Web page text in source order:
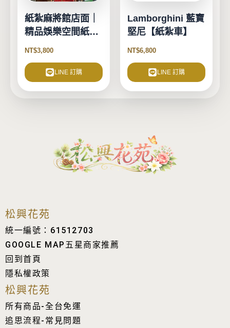
紙紮麻將館店面｜
精品娛樂空間紙紮
用品｜【紙紮店】
NT$3,800
LINE 訂購
Lamborghini 藍寶
堅尼【紙紮車】
NT$6,800
LINE 訂購
松興花苑
統一編號：61512703
GOOGLE MAP五星商家推薦
回到首頁
隱私權政策
松興花苑
所有商品-全台免運
追思流程-常見問題